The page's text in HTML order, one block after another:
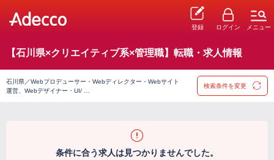
登録 ログイン メニュー
【石川県×クリエイティブ系×管理職】転職・求人情報
石川県／Webプロデューサー・Webディレクター・Webサイト
運営、Webデザイナー・UI/ …
検索条件を変更
条件に合う求人は見つかりませんでした。